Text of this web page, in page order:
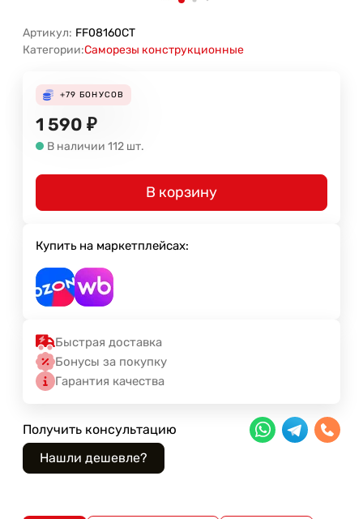
Артикул: FF08160CT
Категории:Саморезы конструкционные
+79 БОНУСОВ
1 590 ₽
В наличии 112 шт.
В корзину
Купить на маркетплейсах:
Быстрая доставка
Бонусы за покупку
Гарантия качества
Получить консультацию